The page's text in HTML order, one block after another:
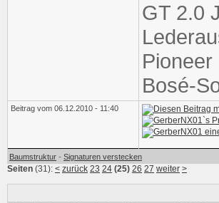
GT 2.0
Bosé-
Beitrag vom 06.12.2010 - 11:40
Baumstruktur - Signaturen verstecken
Seiten (31): < zurück 23 24 (25) 26 27 weiter >